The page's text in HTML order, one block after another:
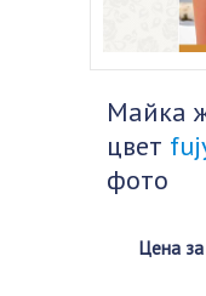
Майка
цвет
фото
Цена